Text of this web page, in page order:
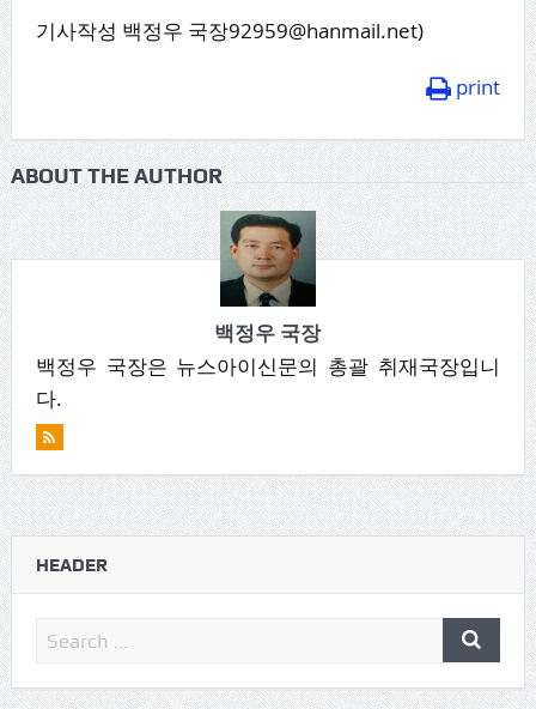
기사작성 백정우 국장92959@hanmail.net)
print
ABOUT THE AUTHOR
백정우 국장
백정우 국장은 뉴스아이신문의 총괄 취재국장입니
다.
HEADER